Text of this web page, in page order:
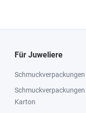
Für Juweliere
Schmuckverpackungen
Karton